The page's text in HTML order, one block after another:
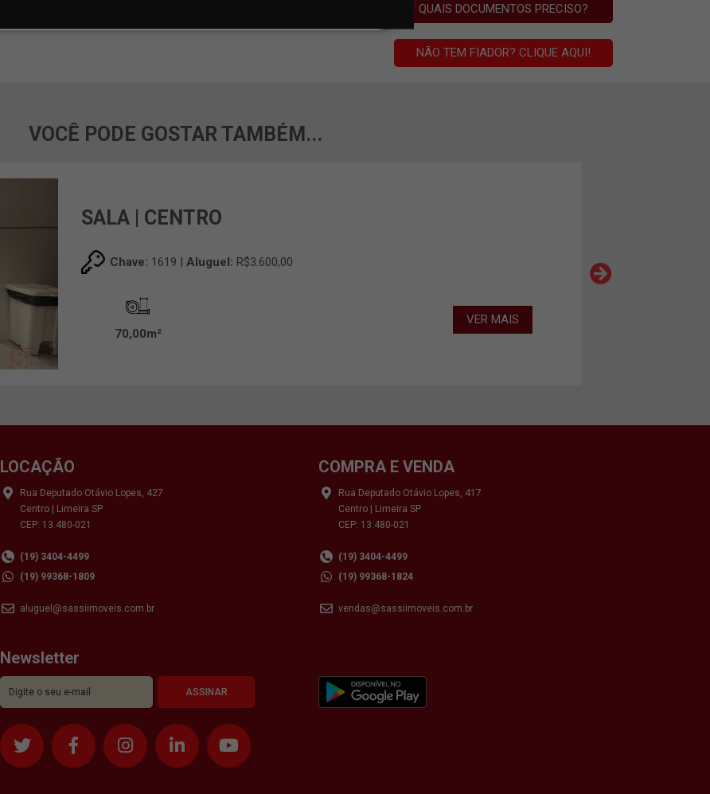
QUAIS DOCUMENTOS PRECISO?
NÃO TEM FIADOR? CLIQUE AQUI!
VOCÊ PODE GOSTAR TAMBÉM...
SALA | CENTRO
Chave: 1619 |Aluguel: R$3.600,00
70,00m²
VER MAIS
LOCAÇÃO
Rua Deputado Otávio Lopes, 427
Centro | Limeira SP
CEP: 13.480-021
(19) 3404-4499
(19) 99368-1809
aluguel@sassiimoveis.com.br
COMPRA E VENDA
Rua Deputado Otávio Lopes, 417
Centro | Limeira SP
CEP: 13.480-021
(19) 3404-4499
(19) 99368-1824
vendas@sassiimoveis.com.br
Newsletter